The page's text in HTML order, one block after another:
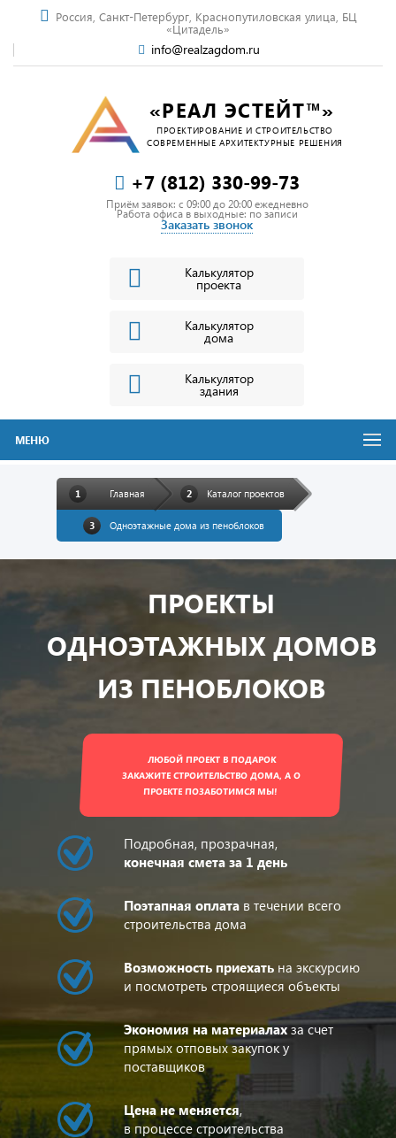
Россия, Санкт-Петербург, Краснопутиловская улица, БЦ
«Цитадель»
info@realzagdom.ru
«РЕАЛ ЭСТЕЙТ™»
ПРОЕКТИРОВАНИЕ И СТРОИТЕЛЬСТВО
СОВРЕМЕННЫЕ АРХИТЕКТУРНЫЕ РЕШЕНИЯ
+7 (812) 330-99-73
Приём заявок: c 09:00 до 20:00 ежедневно
Работа офиса в выходные: по записи
Заказать звонок
Калькулятор
проекта
Калькулятор
дома
Калькулятор
здания
МЕНЮ
Главная Каталог проектов
Одноэтажные дома из пеноблоков
ПРОЕКТЫ
ОДНОЭТАЖНЫХ ДОМОВ
ИЗ ПЕНОБЛОКОВ
ЛЮБОЙ ПРОЕКТ В ПОДАРОК
ЗАКАЖИТЕ СТРОИТЕЛЬСТВО ДОМА, А О
ПРОЕКТЕ ПОЗАБОТИМСЯ МЫ!
Подробная, прозрачная,
конечная смета за 1 день
Поэтапная оплата в течении всего
строительства дома
Возможность приехать на экскурсию
и посмотреть строящиеся объекты
Экономия на материалахза счет
прямых отповых закупок у
поставщиков
Цена не меняется,
в процессе строительства